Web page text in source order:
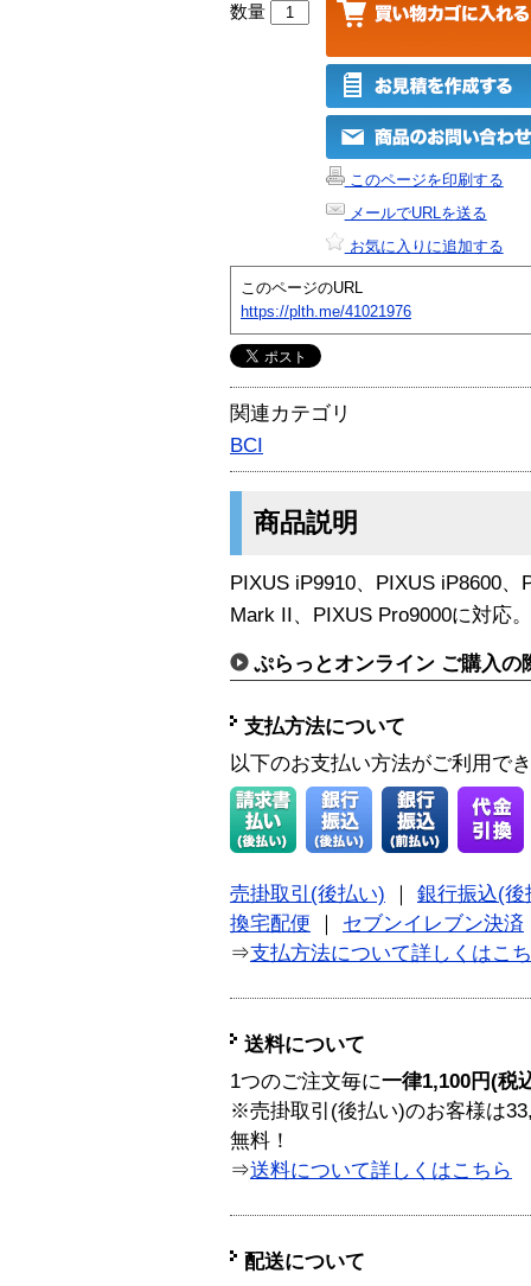
数量
このページを印刷する
メールでURLを送る
お気に入りに追加する
このページのURL
https://plth.me/41021976
関連カテゴリ
BCI
商品説明
PIXUS iP9910、PIXUS iP8600
Mark II、PIXUS Pro9000に対応。
ぷらっとオンライン ご購入の
支払方法について
以下のお支払い方法がご利用で
売掛取引(後払い)
銀行振込(後
換宅配便
セブンイレブン決済
⇒支払方法について詳しくはこ
送料について
1つのご注文毎に一律1,100円(税
※売掛取引(後払い)のお客様は
無料！
⇒送料について詳しくはこちら
配送について